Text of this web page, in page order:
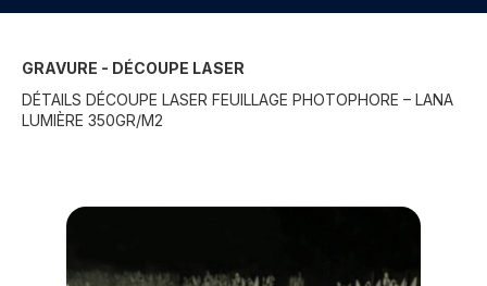
GRAVURE - DÉCOUPE LASER
DÉTAILS DÉCOUPE LASER FEUILLAGE PHOTOPHORE – LANA
LUMIÈRE 350GR/M2